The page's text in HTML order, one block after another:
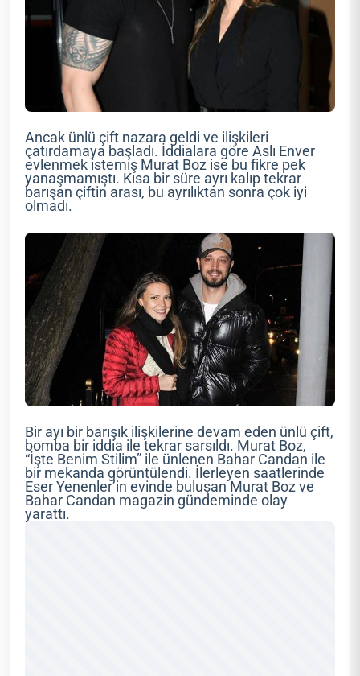
Ancak ünlü çift nazara geldi ve ilişkileri
çatırdamaya başladı. İddialara göre Aslı Enver
evlenmek istemiş Murat Boz ise bu fikre pek
yanaşmamıştı. Kısa bir süre ayrı kalıp tekrar
barışan çiftin arası, bu ayrılıktan sonra çok iyi
olmadı.
Bir ayı bir barışık ilişkilerine devam eden ünlü çift,
bomba bir iddia ile tekrar sarsıldı. Murat Boz,
“İşte Benim Stilim” ile ünlenen Bahar Candan ile
bir mekanda görüntülendi. İlerleyen saatlerinde
Eser Yenenler’in evinde buluşan Murat Boz ve
Bahar Candan magazin gündeminde olay
yarattı.